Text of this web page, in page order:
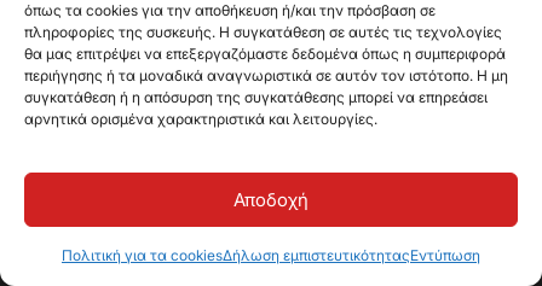
όπως τα cookies για την αποθήκευση ή/και την πρόσβαση σε
πληροφορίες της συσκευής. Η συγκατάθεση σε αυτές τις τεχνολογίες
θα μας επιτρέψει να επεξεργαζόμαστε δεδομένα όπως η συμπεριφορά
περιήγησης ή τα μοναδικά αναγνωριστικά σε αυτόν τον ιστότοπο. Η μη
συγκατάθεση ή η απόσυρση της συγκατάθεσης μπορεί να επηρεάσει
αρνητικά ορισμένα χαρακτηριστικά και λειτουργίες.
Αποδοχή
Πολιτική για τα cookiesΔήλωση εμπιστευτικότηταςΕντύπωση
Λάβετε μια εξαιρετική
συμβουλή στα
εισερχόμενά σας μία
εβδομάδες